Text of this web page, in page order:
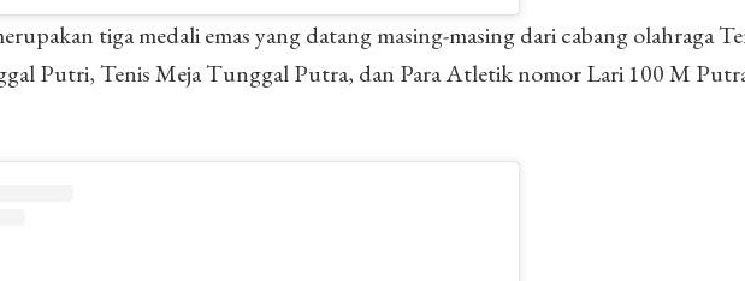
tiga medali emas yang datang masing-masing dari cabang olahraga
Putri, Tenis Meja Tunggal Putra, dan Para Atletik nomor Lari 100 M